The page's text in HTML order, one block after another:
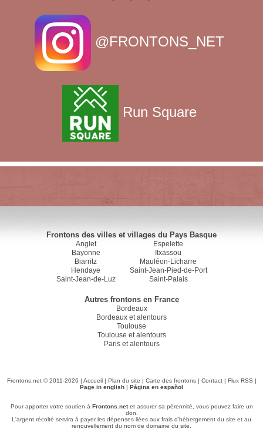
@FRONTONS_NET
Run Square
Frontons des villes et villages du Pays Basque
Anglet
Bayonne
Biarritz
Hendaye
Saint-Jean-de-Luz
Espelette
Itxassou
Mauléon-Licharre
Saint-Jean-Pied-de-Port
Saint-Palais
Autres frontons en France
Bordeaux
Bordeaux et alentours
Toulouse
Toulouse et alentours
Paris et alentours
Frontons.net © 2011-2026 | Accueil| Plan du site | Carte des frontons| Contact| Flux RSS |
Page in english | Página en español
Pour apporter votre soutien à Frontons.netet assurer sa pérennité, vous pouvez faire un
don.
L'argent récolté servira à payer les dépenses liées aux frais d'hébergement du site et au
renouvellement du nom de domaine du site.